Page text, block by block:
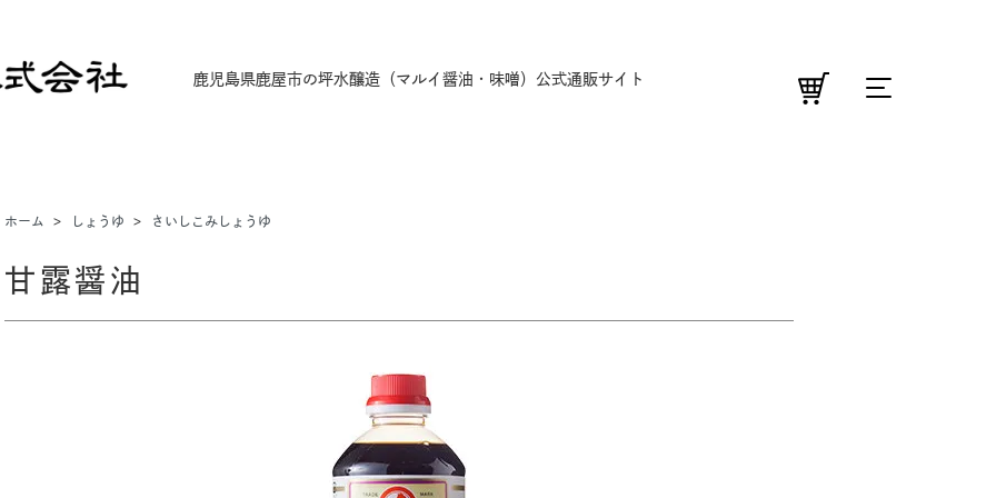
鹿児島県鹿屋市の坪水醸造 （マルイ醤油・味噌）公式通販サイト
ホーム > しょうゆ > さいしこみしょうゆ
甘露醤油